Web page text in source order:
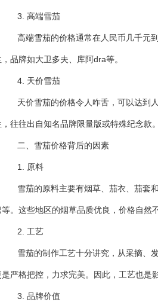
3. 高端雪茄
高端雪茄的价格通常在人民币几千元
品牌如大卫多夫、库阿dra等。
4. 天价雪茄
天价雪茄的价格令人咋舌，可以达到
，往往出自知名品牌限量版或特殊纪念款。
二、雪茄价格背后的因素
1. 原料
雪茄的原料主要有烟草、茄衣、茄套
等。这些地区的烟草品质优良，价格自然不
2. 工艺
雪茄的制作工艺十分讲究，从采摘、
是严格把控，力求完美。因此，工艺也是
3. 品牌价值